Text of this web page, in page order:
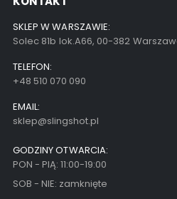
SKLEP W WARSZAWIE:
Solec 81b lok.A66, 00-382
TELEFON:
+48 510 070 090
EMAIL:
sklep@slingshot.pl
GODZINY OTWARCIA:
PON - PIĄ: 11:00-19:00
SOB - NIE: zamknięte